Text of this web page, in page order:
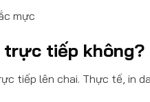
mực
trực tiếp không?
tiếp lên chai. Thực tế, in